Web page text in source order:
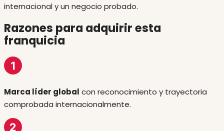
internacional y un negocio probado.
Razones para adquirir esta
franquicia
Marca líder global con reconocimiento y trayectoria
comprobada internacionalmente.